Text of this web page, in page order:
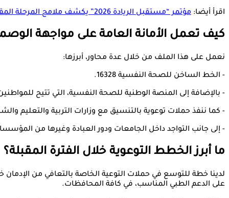
اقرأ أيضا: مؤتمر “مستقبل الريادة 2026” يكشف ملامح المرحلة المقبلة بالعلاج النفسي
كيف تعمل الأمانة العامة على مواجهة
نعمل على هذا الملف من خلال عدة محاور، أبرزها:
- الخط الساخن للصحة النفسية 16328.
- بالإضافة إلى المنصة الوطنية للصحة النفسية، التي تتيح
- كما ننفذ حملات توعوية بالتنسيق مع وزارات التربية والتعليم
- إلى جانب التواجد داخل الجامعات ودور العبادة وغيرها من
ما أبرز الخطط التوعوية خلال الفترة المقبلة؟
لدينا خطة للتوسع في حملات التوعية الخاصة بالتعافي من الإدمان
على الدعم الطبي المناسب، في كافة المحافظات.